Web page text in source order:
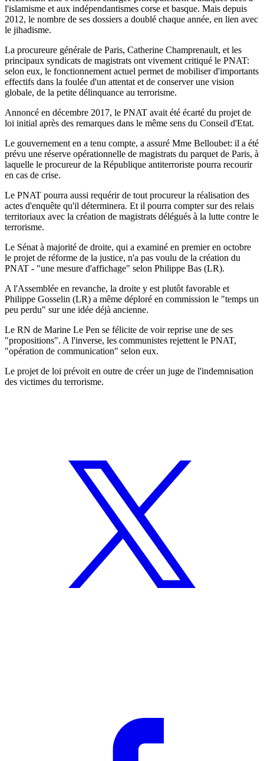
l'islamisme et aux indépendantismes corse et basque. Mais depuis
2012, le nombre de ses dossiers a doublé chaque année, en lien avec
le jihadisme.
La procureure générale de Paris, Catherine Champrenault, et les
principaux syndicats de magistrats ont vivement critiqué le PNAT:
selon eux, le fonctionnement actuel permet de mobiliser d'importants
effectifs dans la foulée d'un attentat et de conserver une vision
globale, de la petite délinquance au terrorisme.
Annoncé en décembre 2017, le PNAT avait été écarté du projet de
loi initial après des remarques dans le même sens du Conseil d'Etat.
Le gouvernement en a tenu compte, a assuré Mme Belloubet: il a été
prévu une réserve opérationnelle de magistrats du parquet de Paris, à
laquelle le procureur de la République antiterroriste pourra recourir
en cas de crise.
Le PNAT pourra aussi requérir de tout procureur la réalisation des
actes d'enquête qu'il déterminera. Et il pourra compter sur des relais
territoriaux avec la création de magistrats délégués à la lutte contre le
terrorisme.
Le Sénat à majorité de droite, qui a examiné en premier en octobre
le projet de réforme de la justice, n'a pas voulu de la création du
PNAT - "une mesure d'affichage" selon Philippe Bas (LR).
A l'Assemblée en revanche, la droite y est plutôt favorable et
Philippe Gosselin (LR) a même déploré en commission le "temps un
peu perdu" sur une idée déjà ancienne.
Le RN de Marine Le Pen se félicite de voir reprise une de ses
"propositions". A l'inverse, les communistes rejettent le PNAT,
"opération de communication" selon eux.
Le projet de loi prévoit en outre de créer un juge de l'indemnisation
des victimes du terrorisme.